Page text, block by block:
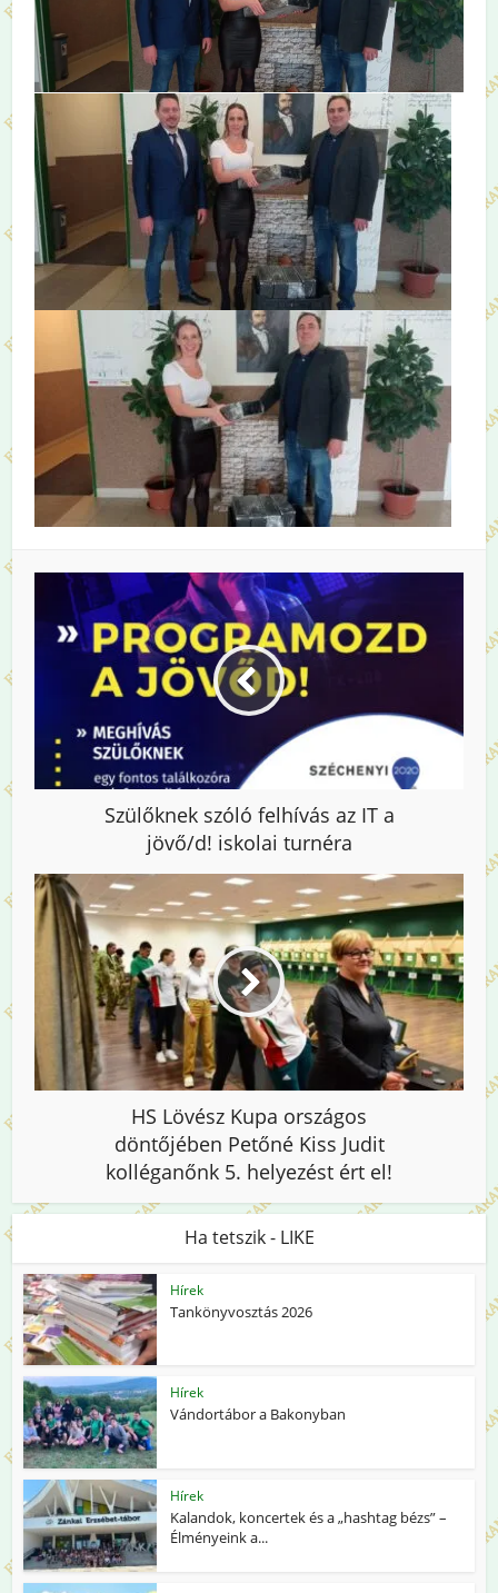
Szülőknek szóló felhívás az IT a
jövő/d! iskolai turnéra
HS Lövész Kupa országos
döntőjében Petőné Kiss Judit
kolléganőnk 5. helyezést ért el!
Ha tetszik - LIKE
Hírek
Tankönyvosztás 2026
Hírek
Vándortábor a Bakonyban
Hírek
Kalandok, koncertek és a „hashtag bézs” –
Élményeink a...